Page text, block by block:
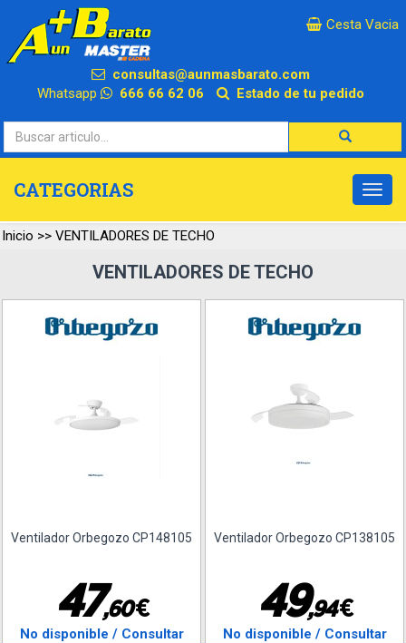
×
Cesta Vacia
consultas@aunmasbarato.com
Whatsapp
666 66 62 06 Estado de tu pedido
CATEGORIAS
Inicio >> VENTILADORES DE TECHO
VENTILADORES DE TECHO
Ventilador Orbegozo CP148105
47,60€
No disponible / Consultar
Ventilador Orbegozo CP138105
49,94€
No disponible / Consultar